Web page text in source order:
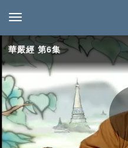
toggle navigation
華嚴經 第6集